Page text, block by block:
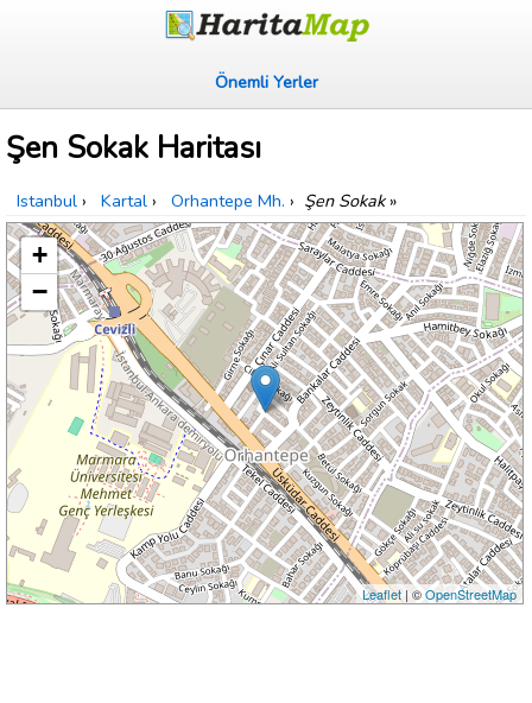
Önemli Yerler
Şen Sokak Haritası
Istanbul › Kartal › Orhantepe Mh. › Şen Sokak»
+
−
Leaflet| ©OpenStreetMap